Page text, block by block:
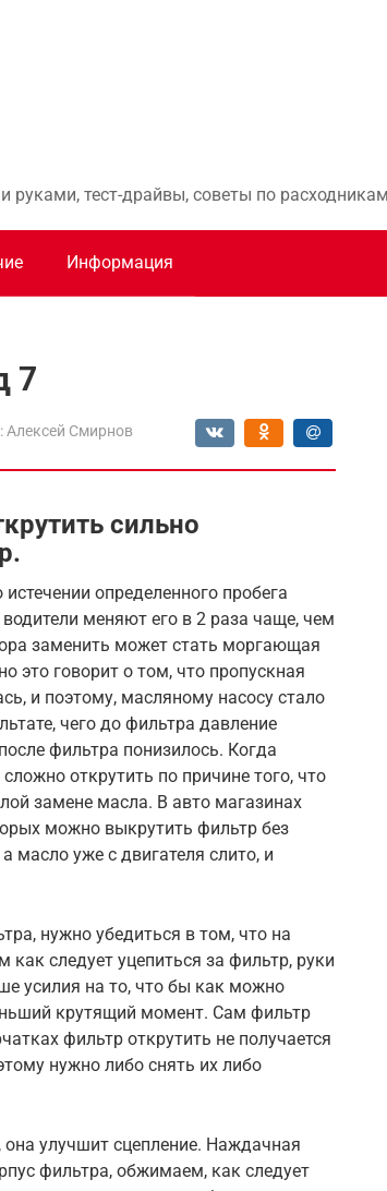
руками, тест-драйвы, советы по
Информация
7
Алексей Смирнов
сильно
определенного пробега
меняют его в 2 раза чаще, чем
заменить может стать моргающая
это говорит о том, что пропускная
и поэтому, масляному насосу стало
чего до фильтра давление
фильтра понизилось. Когда
открутить по причине того, что
замене масла. В авто магазинах
можно выкрутить фильтр без
масло уже с двигателя слито, и
нужно убедиться в том, что на
следует уцепиться за фильтр, руки
усилия на то, что бы как можно
крутящий момент. Сам фильтр
фильтр открутить не получается
нужно либо снять их либо
улучшит сцепление. Наждачная
фильтра, обжимаем, как следует